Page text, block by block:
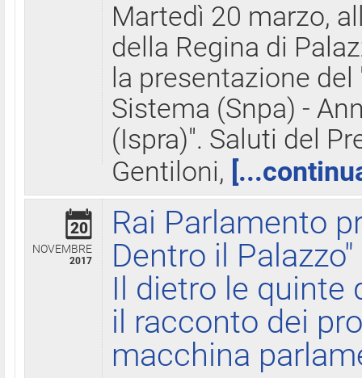
Martedì 20 marzo,
della Regina di
la presentazione
Sistema (Snpa) -
(Ispra)". Saluti del
Gentiloni,
20
NOVEMBRE
2017
Rai Parlamento
Dentro il Palazzo"
Il dietro le quinte
il racconto dei
macchina